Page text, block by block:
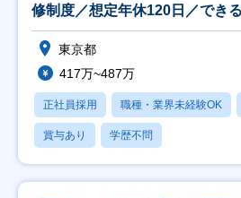
修制度／想定年休120日／でき
東京都
417万~487万
正社員採用 職種・業界未経験OK
賞与あり 学歴不問